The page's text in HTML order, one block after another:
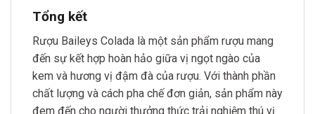
Tổng kết
Rượu Baileys Colada là một sản phẩm rượu mang
đến sự kết hợp hoàn hảo giữa vị ngọt ngào của
kem và hương vị đậm đà của rượu. Với thành phần
chất lượng và cách pha chế đơn giản, sản phẩm này
đem đến cho người thưởng thức trải nghiệm thú vị